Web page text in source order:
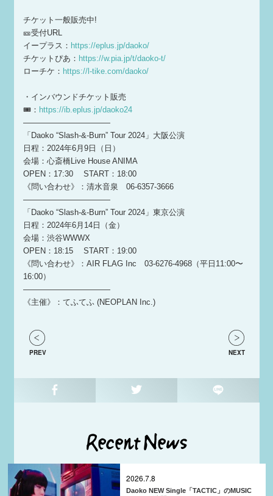
チケット一般販売中!
🎫受付URL
イープラス： https://eplus.jp/daoko/
チケットぴあ： https://w.pia.jp/t/daoko-t/
ローチケ： https://l-tike.com/daoko/
・インバウンドチケット販売
🎟： https://ib.eplus.jp/daoko24
———————————
「Daoko “Slash-&-Burn” Tour 2024」大阪公演
日程：2024年6月9日（日）
会場：⼼斎橋Live House ANIMA
OPEN：17:30 START：18:00
《問い合わせ》：清⽔⾳泉 06-6357-3666
———————————
「Daoko “Slash-&-Burn” Tour 2024」東京公演
日程：2024年6月14日（金）
会場：渋⾕WWWX
OPEN：18:15 START：19:00
《問い合わせ》：AIR FLAG Inc 03-6276-4968（平⽇11:00〜
16:00）
———————————
《主催》：てふてふ (NEOPLAN Inc.)
PREV NEXT
2026.7.8
Daoko NEW Single「TACTIC」のMUSIC